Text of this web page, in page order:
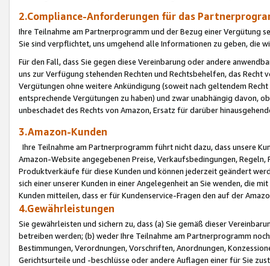
2.Compliance-Anforderungen für das
Ihre Teilnahme am Partnerprogramm und der Bezug einer Vergütung
Sie sind verpflichtet, uns umgehend alle Informationen zu geben, die
Für den Fall, dass Sie gegen diese Vereinbarung oder andere
uns zur Verfügung stehenden Rechten und Rechtsbehelfen, das
Vergütungen ohne weitere Ankündigung (soweit nach geltendem
entsprechende Vergütungen zu haben) und zwar unabhängig davon,
unbeschadet des Rechts von Amazon, Ersatz für darüber
3.Amazon-Kunden
Ihre Teilnahme am Partnerprogramm führt nicht dazu, dass unsere
Amazon-Website angegebenen Preise, Verkaufsbedingungen,
Produktverkäufe für diese Kunden und können jederzeit geändert
sich einer unserer Kunden in einer Angelegenheit an Sie wenden, die
Kunden mitteilen, dass er für Kundenservice-Fragen den auf der
4.Gewährleistungen
Sie gewährleisten und sichern zu, dass (a) Sie gemäß dieser
betreiben werden; (b) weder Ihre Teilnahme am Partnerprogramm
Bestimmungen, Verordnungen, Vorschriften, Anordnungen,
Gerichtsurteile und -beschlüsse oder andere Auflagen einer für Sie